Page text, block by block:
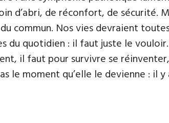
d’abri, de réconfort, de sécurité.
commun. Nos vies devraient
du quotidien : il faut juste le
il faut pour survivre se
le moment qu’elle le devienne : il